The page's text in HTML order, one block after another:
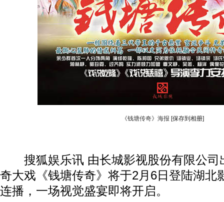
《钱塘传奇》海报 [保存到相册]
搜狐娱乐讯 由长城影视股份有限公司
奇大戏《钱塘传奇》将于2月6日登陆湖北
连播，一场视觉盛宴即将开启。